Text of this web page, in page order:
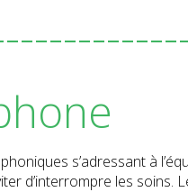
s’adressant à
d’interrompre les soins.